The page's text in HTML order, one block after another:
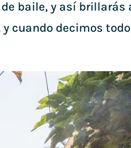
baile, y así brillarás
cuando decimos